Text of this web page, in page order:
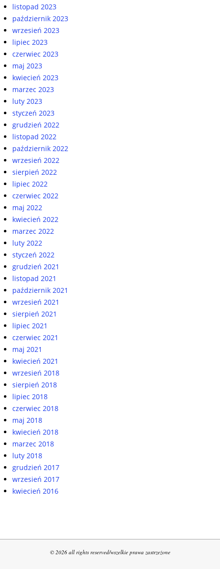
listopad 2023
październik 2023
wrzesień 2023
lipiec 2023
czerwiec 2023
maj 2023
kwiecień 2023
marzec 2023
luty 2023
styczeń 2023
grudzień 2022
listopad 2022
październik 2022
wrzesień 2022
sierpień 2022
lipiec 2022
czerwiec 2022
maj 2022
kwiecień 2022
marzec 2022
luty 2022
styczeń 2022
grudzień 2021
listopad 2021
październik 2021
wrzesień 2021
sierpień 2021
lipiec 2021
czerwiec 2021
maj 2021
kwiecień 2021
wrzesień 2018
sierpień 2018
lipiec 2018
czerwiec 2018
maj 2018
kwiecień 2018
marzec 2018
luty 2018
grudzień 2017
wrzesień 2017
kwiecień 2016
© 2026 all rights reserved/wszelkie prawa zastrzeżone